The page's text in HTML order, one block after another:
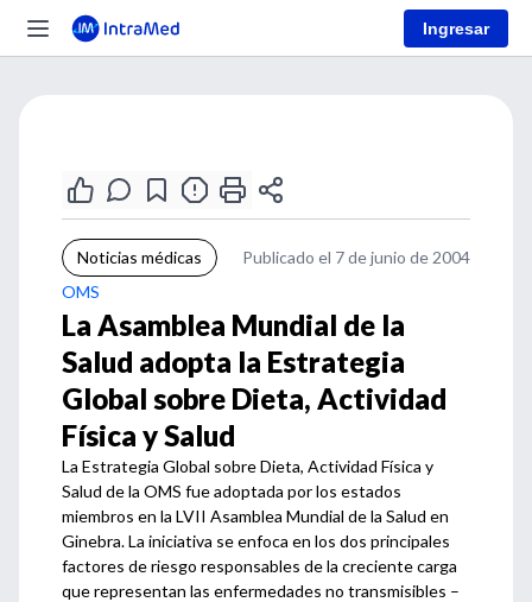
Ingresar
Noticias médicas
Publicado el 7 de junio de 2004
OMS
La Asamblea Mundial de la
Salud adopta la Estrategia
Global sobre Dieta, Actividad
Física y Salud
La Estrategia Global sobre Dieta, Actividad Física y
Salud de la OMS fue adoptada por los estados
miembros en la LVII Asamblea Mundial de la Salud en
Ginebra. La iniciativa se enfoca en los dos principales
factores de riesgo responsables de la creciente carga
que representan las enfermedades no transmisibles –